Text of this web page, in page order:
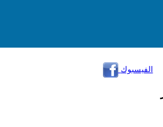
الفيسبوك